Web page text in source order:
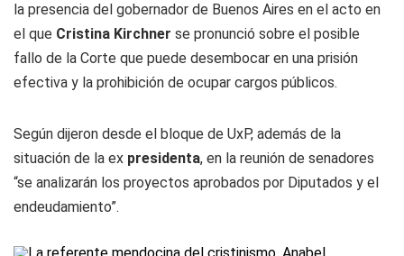
la presencia del gobernador de Buenos Aires en el acto en
el que Cristina Kirchner se pronunció sobre el posible
fallo de la Corte que puede desembocar en una prisión
efectiva y la prohibición de ocupar cargos públicos.
Según dijeron desde el bloque de UxP, además de la
situación de la ex presidenta, en la reunión de senadores
“se analizarán los proyectos aprobados por Diputados y el
endeudamiento”.